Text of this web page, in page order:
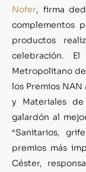
Nofer, firma
complementos
productos
celebración.
Metropolitano
los Premios
y Materiales
galardón al
“Sanitarios,
premios más
Céster,